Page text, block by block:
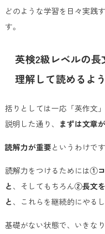
どのような学習を日々実践
す。
英検2級レベルの
理解して読めるよ
括りとしては一応「英作文
説明した通り、 まずは文章
読解力が重要というわけです
読解力をつけるためには①コ
と、そしてもちろん②長文
と、これらを継続的にやる
基礎がない状態で、いきな